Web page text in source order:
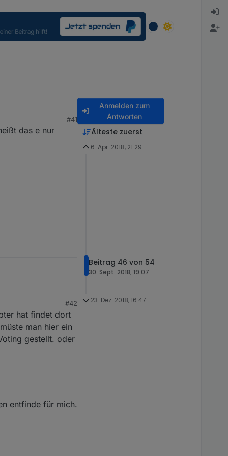
#41
das e nur
#42
hat findet dort
man hier ein
gestellt. oder
entfinde für mich.
Anmelden zum
Antworten
Älteste zuerst
6. Apr. 2018, 21:29
Beitrag 46 von 54
30. Sept. 2018, 19:07
23. Dez. 2018, 16:47